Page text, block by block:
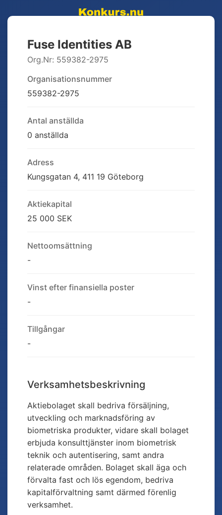
Fuse Identities AB
Org.Nr: 559382-2975
Organisationsnummer
559382-2975
Antal anställda
0 anställda
Adress
Kungsgatan 4, 411 19 Göteborg
Aktiekapital
25 000 SEK
Nettoomsättning
-
Vinst efter finansiella poster
-
Tillgångar
-
Verksamhetsbeskrivning
Aktiebolaget skall bedriva försäljning,
utveckling och marknadsföring av
biometriska produkter, vidare skall bolaget
erbjuda konsulttjänster inom biometrisk
teknik och autentisering, samt andra
relaterade områden. Bolaget skall äga och
förvalta fast och lös egendom, bedriva
kapitalförvaltning samt därmed förenlig
verksamhet.